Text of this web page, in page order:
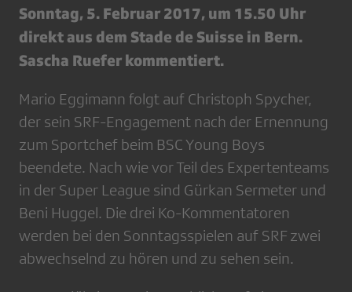
Sonntag, 5. Februar 2017, um 15.50 Uhr
direkt aus dem Stade de Suisse in Bern.
Sascha Ruefer kommentiert.
Mario Eggimann folgt auf Christoph Spycher,
der sein SRF-Engagement nach der Ernennung
zum Sportchef beim BSC Young Boys
beendete. Nach wie vor Teil des Expertenteams
in der Super League sind Gürkan Sermeter und
Beni Huggel. Die drei Ko-Kommentatoren
werden bei den Sonntagsspielen auf SRF zwei
abwechselnd zu hören und zu sehen sein.